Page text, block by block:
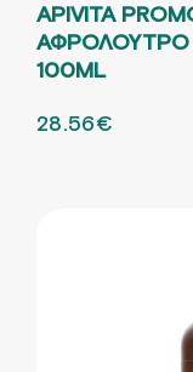
APIVITA
ΑΦΡΟΛΟΥΤΡΟ
100ML
ORIGINAL
28.56€